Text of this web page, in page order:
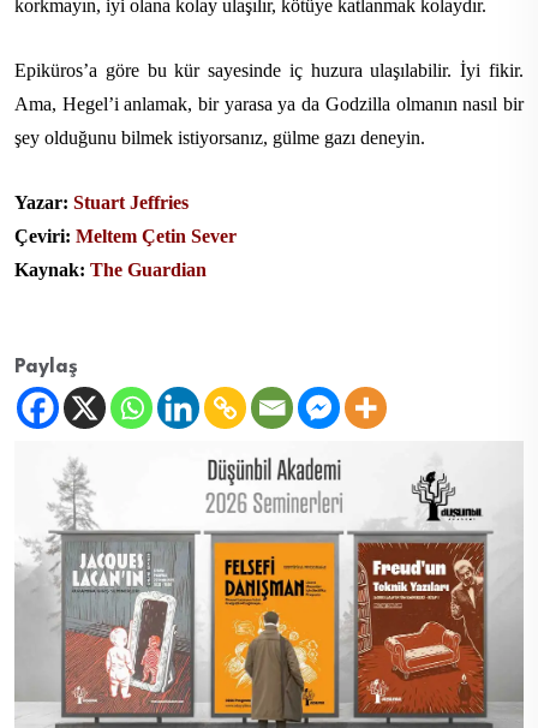
korkmayın, iyi olana kolay ulaşılır, kötüye katlanmak kolaydır.
Epiküros’a göre bu kür sayesinde iç huzura ulaşılabilir. İyi fikir.
Ama, Hegel’i anlamak, bir yarasa ya da Godzilla olmanın nasıl bir
şey olduğunu bilmek istiyorsanız, gülme gazı deneyin.
Yazar: Stuart Jeffries
Çeviri: Meltem Çetin Sever
Kaynak: The Guardian
Paylaş